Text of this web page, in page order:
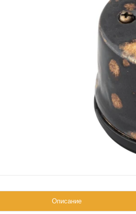
Описание